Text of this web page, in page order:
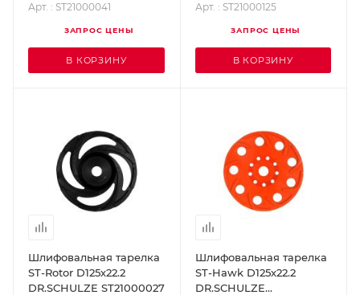
Арт. : ST21000041
ЗАПРОС ЦЕНЫ
В КОРЗИНУ
Арт. : ST21000125
ЗАПРОС ЦЕНЫ
В КОРЗИНУ
Шлифовальная тарелка
ST-Rotor D125х22.2
DR.SCHULZE ST21000027
Шлифовальная тарелка
ST-Hawk D125х22.2
DR.SCHULZE